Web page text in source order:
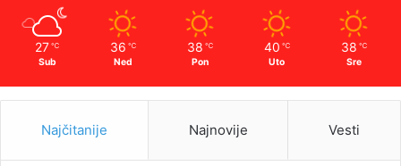
27 ℃
Sub
36 ℃
Ned
38 ℃
Pon
40 ℃
Uto
38 ℃
Sre
Najčitanije Najnovije Vesti